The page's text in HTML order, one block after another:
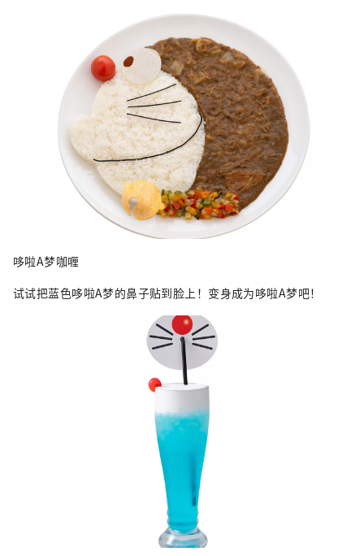
哆啦A梦咖喱
试试把蓝色哆啦A梦的鼻子贴到脸上！变身成为哆啦A梦吧！